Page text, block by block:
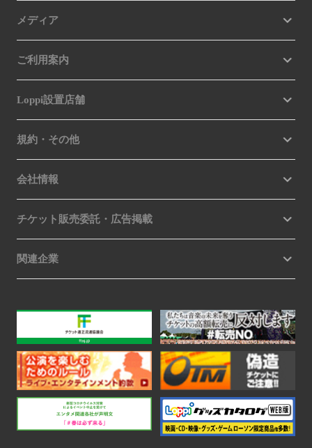
メディア
ご利用案内
Loppi設置店舗
規約・その他
会社情報
チケット販売委託・広告掲載
関連企業